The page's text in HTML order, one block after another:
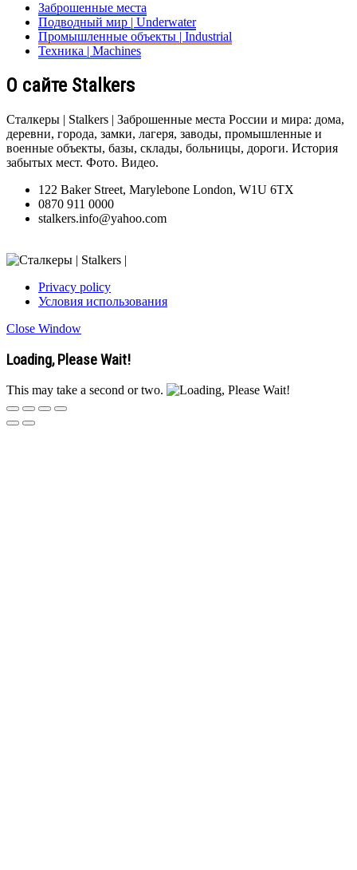
Заброшенные места
Подводный мир | Underwater
Промышленные объекты | Industrial
Техника | Machines
О сайте Stalkers
Сталкеры | Stalkers | Заброшенные места России и мира: дома,
деревни, города, замки, лагеря, заводы, промышленные и
военные объекты, базы, склады, больницы, дороги. История
забытых мест. Фото. Видео.
122 Baker Street, Marylebone London, W1U 6TX
0870 911 0000
stalkers.info@yahoo.com
Privacy policy
Условия использования
Close Window
Loading, Please Wait!
This may take a second or two.